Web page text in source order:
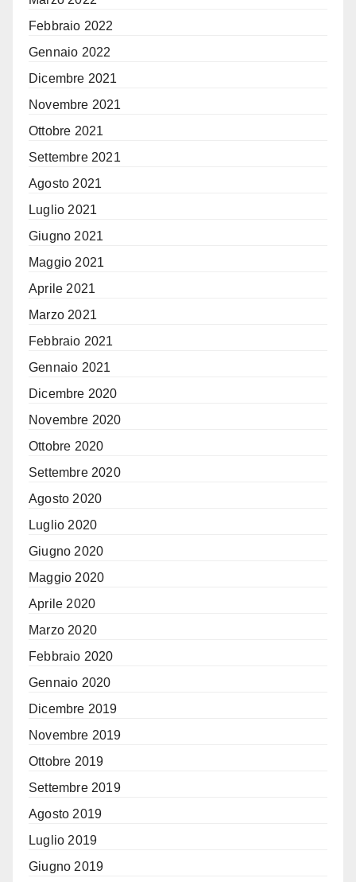
Febbraio 2022
Gennaio 2022
Dicembre 2021
Novembre 2021
Ottobre 2021
Settembre 2021
Agosto 2021
Luglio 2021
Giugno 2021
Maggio 2021
Aprile 2021
Marzo 2021
Febbraio 2021
Gennaio 2021
Dicembre 2020
Novembre 2020
Ottobre 2020
Settembre 2020
Agosto 2020
Luglio 2020
Giugno 2020
Maggio 2020
Aprile 2020
Marzo 2020
Febbraio 2020
Gennaio 2020
Dicembre 2019
Novembre 2019
Ottobre 2019
Settembre 2019
Agosto 2019
Luglio 2019
Giugno 2019